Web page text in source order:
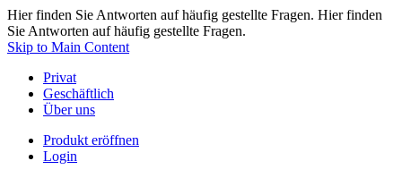
Hier finden Sie Antworten auf häufig gestellte Fragen. Hier finden
Sie Antworten auf häufig gestellte Fragen.
Skip to Main Content
Privat
Geschäftlich
Über uns
Produkt eröffnen
Login